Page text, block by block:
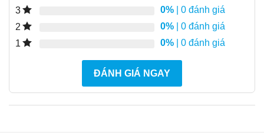
3
0% | 0 đánh giá
2
0% | 0 đánh giá
1
0% | 0 đánh giá
ĐÁNH GIÁ NGAY